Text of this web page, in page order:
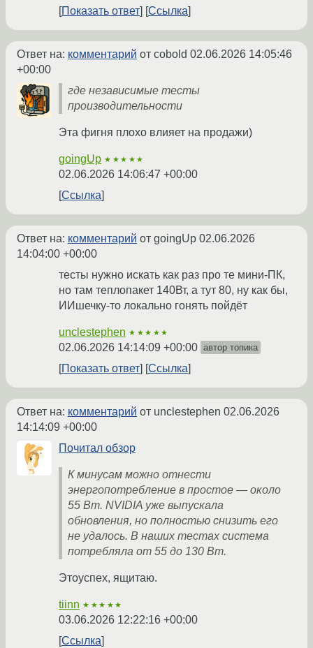
Показать ответ
Ссылка
Ответ на: комментарий от cobold 02.06.2026 14:05:46
+00:00
где независимые тесты
производительности
Эта фигня плохо влияет на продажи)
goingUp ★★★★★
02.06.2026 14:06:47 +00:00
Ссылка
Ответ на: комментарий от goingUp 02.06.2026
14:04:00 +00:00
тесты нужно искать как раз про те мини-ПК,
но там теплопакет 140Вт, а тут 80, ну как бы,
ИИшечку-то локально гонять пойдёт
unclestephen ★★★★★
02.06.2026 14:14:09 +00:00 автор топика
Показать ответ Ссылка
Ответ на: комментарий от unclestephen 02.06.2026
14:14:09 +00:00
Почитал обзор
К минусам можно отнести
энергопотребление в простое — около
55 Вт. NVIDIA уже выпускала
обновления, но полностью снизить его
не удалось. В наших тестах система
потребляла от 55 до 130 Вт.
Этоуспех, ящитаю.
tiinn ★★★★★
03.06.2026 12:22:16 +00:00
Ссылка